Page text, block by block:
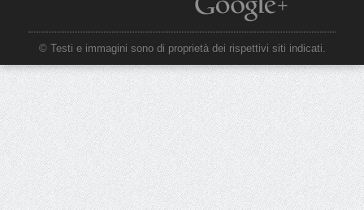
© Testi e immagini sono di proprietà dei rispettivi siti indicati.